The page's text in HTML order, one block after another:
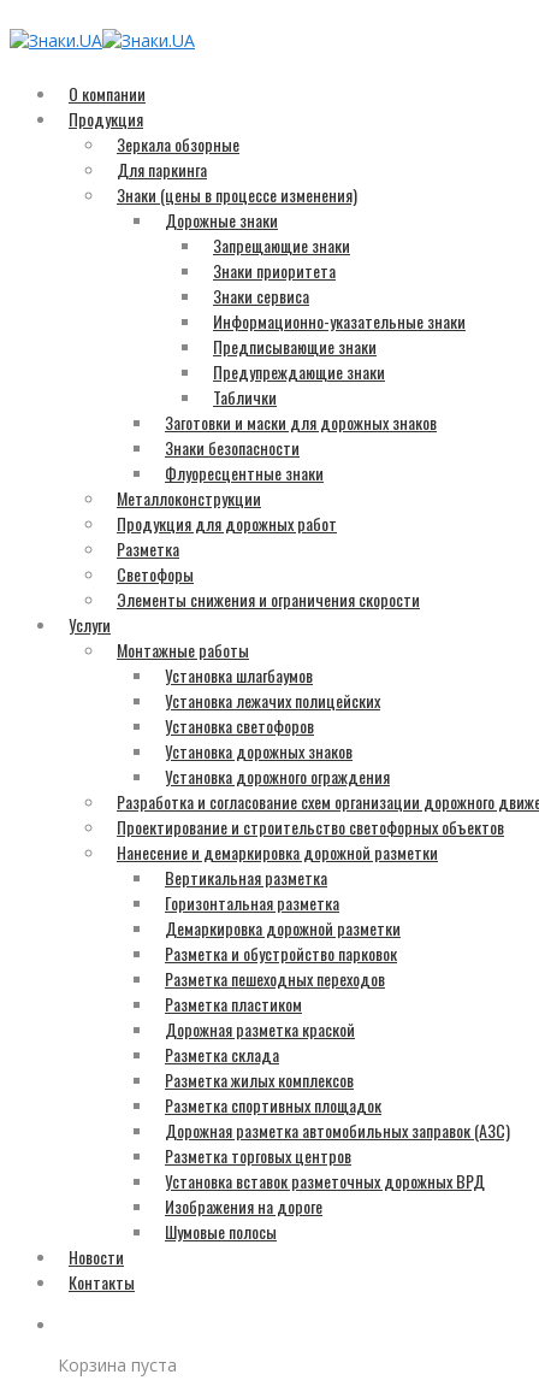
О компании
Продукция
Зеркала обзорные
Для паркинга
Знаки (цены в процессе изменения)
Дорожные знаки
Запрещающие знаки
Знаки приоритета
Знаки сервиса
Информационно-указательные знаки
Предписывающие знаки
Предупреждающие знаки
Таблички
Заготовки и маски для дорожных знаков
Знаки безопасности
Флуоресцентные знаки
Металлоконструкции
Продукция для дорожных работ
Разметка
Светофоры
Элементы снижения и ограничения скорости
Услуги
Монтажные работы
Установка шлагбаумов
Установка лежачих полицейских
Установка светофоров
Установка дорожных знаков
Установка дорожного ограждения
Разработка и согласование схем организации дорожного
Проектирование и строительство светофорных объектов
Нанесение и демаркировка дорожной разметки
Вертикальная разметка
Горизонтальная разметка
Демаркировка дорожной разметки
Разметка и обустройство парковок
Разметка пешеходных переходов
Разметка пластиком
Дорожная разметка краской
Разметка склада
Разметка жилых комплексов
Разметка спортивных площадок
Дорожная разметка автомобильных заправок (АЗС)
Разметка торговых центров
Установка вставок разметочных дорожных ВРД
Изображения на дороге
Шумовые полосы
Новости
Контакты
Корзина пуста